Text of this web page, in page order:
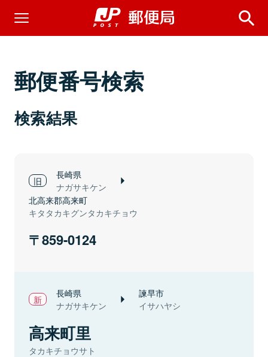
郵便番号検索
検索結果
長崎県
ナガサキケン
北高来郡高来町
キタタカキグンタカキチョウ
859-0124
長崎県
ナガサキケン
諫早市
イサハヤシ
高来町里
タカキチョウサト